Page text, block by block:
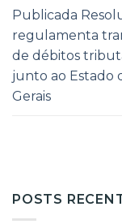
Publicada
regulamenta
de débitos
junto ao Estado
Gerais
POSTS